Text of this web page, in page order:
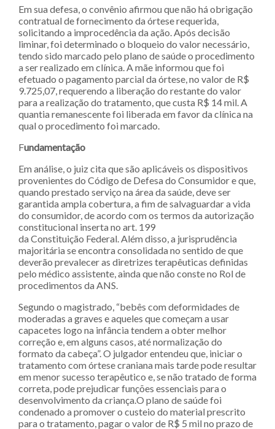
Em sua defesa, o convênio afirmou que não há obrigação
contratual de fornecimento da órtese requerida,
solicitando a improcedência da ação. Após decisão
liminar, foi determinado o bloqueio do valor necessário,
tendo sido marcado pelo plano de saúde o procedimento
a ser realizado em clínica. A mãe informou que foi
efetuado o pagamento parcial da órtese, no valor de R$
9.725,07, requerendo a liberação do restante do valor
para a realização do tratamento, que custa R$ 14 mil. A
quantia remanescente foi liberada em favor da clínica na
qual o procedimento foi marcado.
Fundamentação
Em análise, o juiz cita que são aplicáveis os dispositivos
provenientes do Código de Defesa do Consumidor e que,
quando prestado serviço na área da saúde, deve ser
garantida ampla cobertura, a fim de salvaguardar a vida
do consumidor, de acordo com os termos da autorização
constitucional inserta no art. 199
da Constituição Federal. Além disso, a jurisprudência
majoritária se encontra consolidada no sentido de que
deverão prevalecer as diretrizes terapêuticas definidas
pelo médico assistente, ainda que não conste no Rol de
procedimentos da ANS.
Segundo o magistrado, “bebês com deformidades de
moderadas a graves e aqueles que começam a usar
capacetes logo na infância tendem a obter melhor
correção e, em alguns casos, até normalização do
formato da cabeça”. O julgador entendeu que, iniciar o
tratamento com órtese craniana mais tarde pode resultar
em menor sucesso terapêutico e, se não tratado de forma
correta, pode prejudicar funções essenciais para o
desenvolvimento da criança.O plano de saúde foi
condenado a promover o custeio do material prescrito
para o tratamento, pagar o valor de R$ 5 mil no prazo de